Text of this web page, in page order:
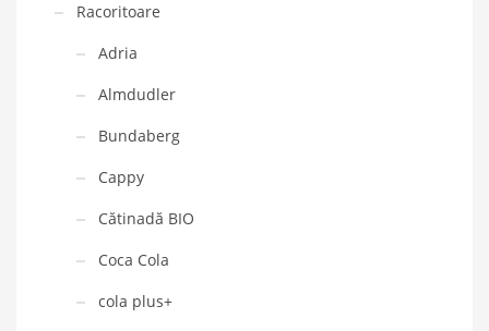
Racoritoare
Adria
Almdudler
Bundaberg
Cappy
Cătinadă BIO
Coca Cola
cola plus+